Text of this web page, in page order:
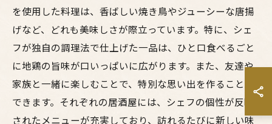
を使用した料理は、香ばしい焼き鳥やジューシーな唐揚
げなど、どれも美味しさが際立っています。特に、シェ
フが独自の調理法で仕上げた一品は、ひと口食べるごと
に地鶏の旨味が口いっぱいに広がります。また、友達や
家族と一緒に楽しむことで、特別な思い出を作ることが
できます。それぞれの居酒屋には、シェフの個性が反映
されたメニューが充実しており、訪れるたびに新しい味